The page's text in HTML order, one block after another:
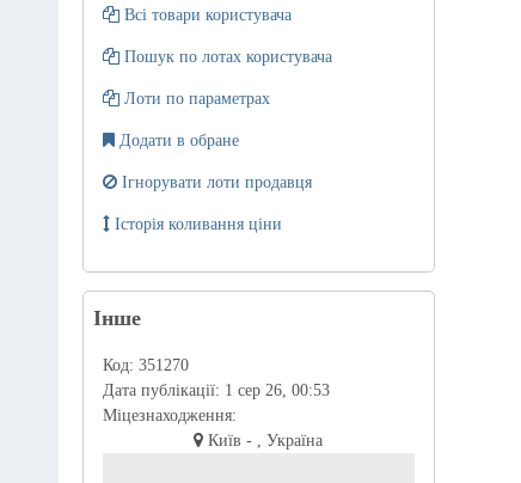
Всі товари користувача
Пошук по лотах користувача
Лоти по параметрах
Додати в обране
Ігнорувати лоти продавця
Історія коливання ціни
Інше
Код: 351270
Дата публікації: 1 сер 26, 00:53
Міцезнаходження:
Київ - , Україна